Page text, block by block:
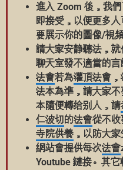
進入 Zoom 後，我
即接受，以便更多
要展示你的圖像/視頻
請大家安静聽法，就
聊天室發不適當的言
法會若為灌頂法會
法本為凖，請大家
本隨便轉给别人，請
仁波切 的法會從不收
寺院供養 ，以防大家
網站會提供每次法會
Youtube 鏈接。其